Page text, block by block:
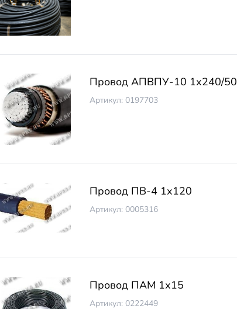
Провод АПВПУ-10 1х240/50
Артикул: 0197703
Провод ПВ-4 1х120
Артикул: 0005316
Провод ПАМ 1х15
Артикул: 0222449